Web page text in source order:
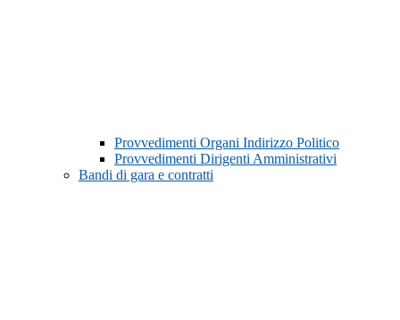
Provvedimenti Organi Indirizzo Politico
Provvedimenti Dirigenti Amministrativi
Bandi di gara e contratti